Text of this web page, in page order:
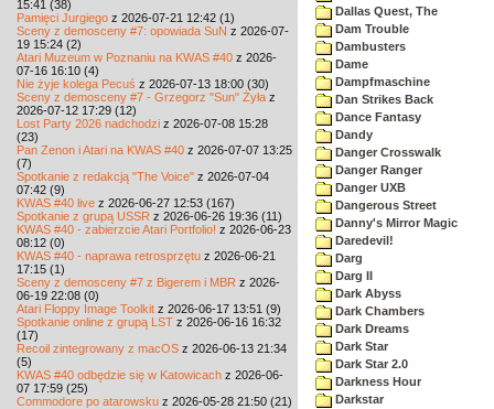
15:41 (38)
Pamięci Jurgiego z 2026-07-21 12:42 (1)
Sceny z demosceny #7: opowiada SuN z 2026-07-
19 15:24 (2)
Atari Muzeum w Poznaniu na KWAS #40 z 2026-
07-16 16:10 (4)
Nie żyje kolega Pecuś z 2026-07-13 18:00 (30)
Sceny z demosceny #7 - Grzegorz "Sun" Żyła z
2026-07-12 17:29 (12)
Lost Party 2026 nadchodzi z 2026-07-08 15:28
(23)
Pan Zenon i Atari na KWAS #40 z 2026-07-07 13:25
(7)
Spotkanie z redakcją "The Voice" z 2026-07-04
07:42 (9)
KWAS #40 live z 2026-06-27 12:53 (167)
Spotkanie z grupą USSR z 2026-06-26 19:36 (11)
KWAS #40 - zabierzcie Atari Portfolio! z 2026-06-23
08:12 (0)
KWAS #40 - naprawa retrosprzętu z 2026-06-21
17:15 (1)
Sceny z demosceny #7 z Bigerem i MBR z 2026-
06-19 22:08 (0)
Atari Floppy Image Toolkit z 2026-06-17 13:51 (9)
Spotkanie online z grupą LST z 2026-06-16 16:32
(17)
Recoil zintegrowany z macOS z 2026-06-13 21:34
(5)
KWAS #40 odbędzie się w Katowicach z 2026-06-
07 17:59 (25)
Commodore po atarowsku z 2026-05-28 21:50 (21)
Dallas Quest, The
Dam Trouble
Dambusters
Dame
Dampfmaschine
Dan Strikes Back
Dance Fantasy
Dandy
Danger Crosswalk
Danger Ranger
Danger UXB
Dangerous Street
Danny's Mirror Magic
Daredevil!
Darg
Darg II
Dark Abyss
Dark Chambers
Dark Dreams
Dark Star
Dark Star 2.0
Darkness Hour
Darkstar